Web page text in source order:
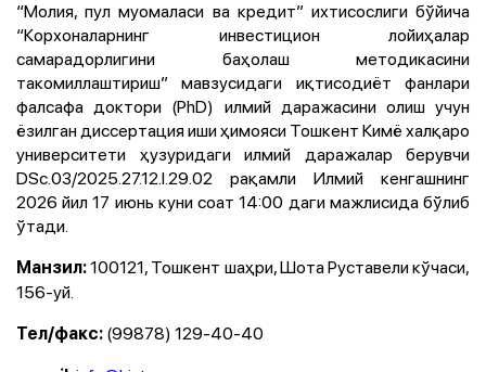
“Молия, пул муомаласи ва кредит” ихтисослиги бўйича
“Корхоналарнинг инвестицион лойиҳалар
самарадорлигини баҳолаш методикасини
такомиллаштириш” мавзусидаги иқтисодиёт фанлари
фалсафа доктори (PhD) илмий даражасини олиш учун
ёзилган диссертация иши ҳимояси Тошкент Кимё халқаро
университети ҳузуридаги илмий даражалар берувчи
DSc.03/2025.27.12.I.29.02 рақамли Илмий кенгашнинг
2026 йил 17 июнь куни соат 14:00 даги мажлисида бўлиб
ўтади.
Манзил:100121, Тошкент шаҳри, Шота Руставели кўчаси,
156-уй.
Тел/факс: (99878) 129-40-40